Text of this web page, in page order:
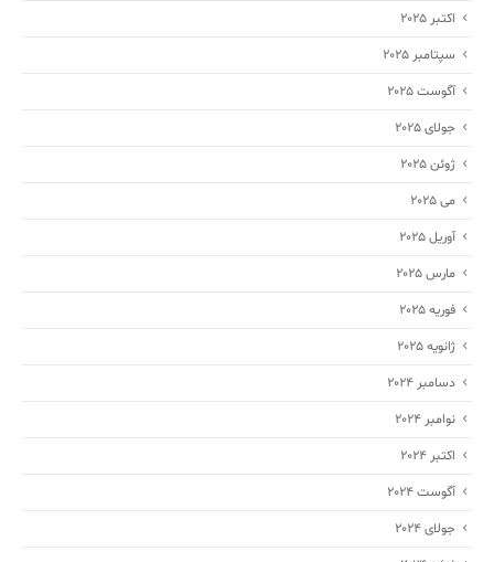
اکتبر 2025
سپتامبر 2025
آگوست 2025
جولای 2025
ژوئن 2025
می 2025
آوریل 2025
مارس 2025
فوریه 2025
ژانویه 2025
دسامبر 2024
نوامبر 2024
اکتبر 2024
آگوست 2024
جولای 2024